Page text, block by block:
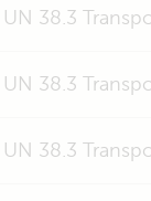
UN 38.3
UN 38.3
UN 38.3